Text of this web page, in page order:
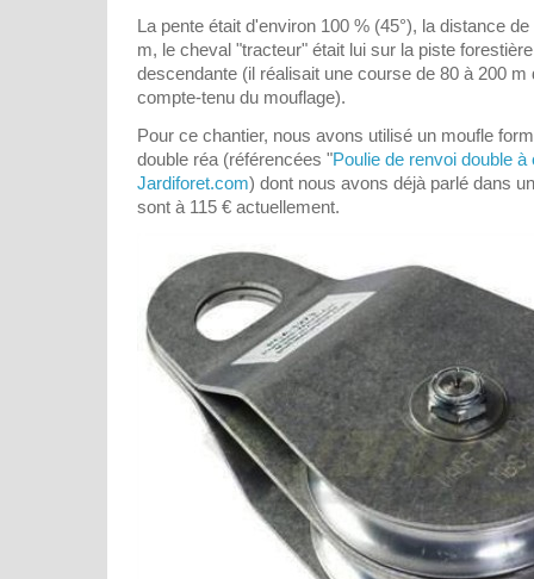
La pente était d'environ 100 % (45°), la distance
m, le cheval "tracteur" était lui sur la piste
descendante (il réalisait une course de 80 à 200
compte-tenu du mouflage).
Pour ce chantier, nous avons utilisé un moufle
double réa (référencées "Poulie de renvoi double
Jardiforet.com) dont nous avons déjà parlé dans
sont à 115 € actuellement.